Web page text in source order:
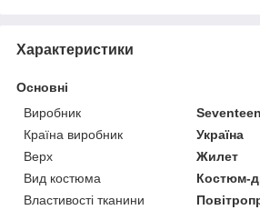
Характеристики
Основні
Виробник
Seventeen
Країна виробник
Україна
Верх
Жилет
Вид костюма
Костюм-
Властивості тканини